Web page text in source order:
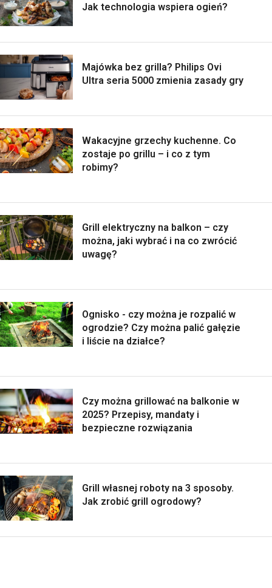
Jak technologia wspiera ogień?
Majówka bez grilla? Philips Ovi
Ultra seria 5000 zmienia zasady gry
Wakacyjne grzechy kuchenne. Co
zostaje po grillu – i co z tym
robimy?
Grill elektryczny na balkon – czy
można, jaki wybrać i na co zwrócić
uwagę?
Ognisko - czy można je rozpalić w
ogrodzie? Czy można palić gałęzie
i liście na działce?
Czy można grillować na balkonie w
2025? Przepisy, mandaty i
bezpieczne rozwiązania
Grill własnej roboty na 3 sposoby.
Jak zrobić grill ogrodowy?